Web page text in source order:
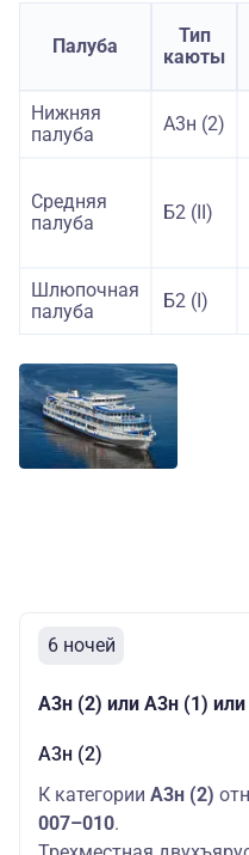
Палуба
Тип
каюты
Нижняя
палуба
А3н (2)
Средняя
палуба
Б2 (II)
Шлюпочная
палуба
Б2 (I)
6 ночей
А3н (2) или А3н (1)
А3н (2)
К категории А3н (2)
007–010.